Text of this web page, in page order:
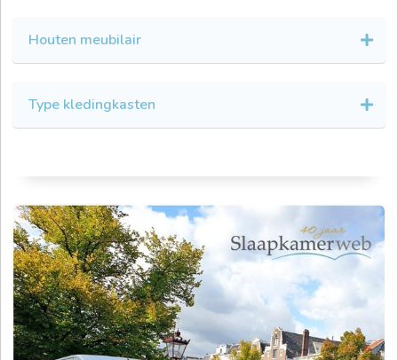
Houten meubilair
Type kledingkasten